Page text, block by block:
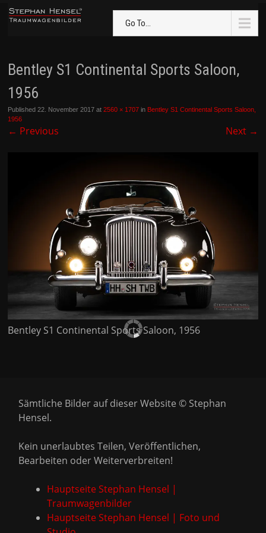
Go To...
Bentley S1 Continental Sports Saloon,
1956
Published22. November 2017 at2560 × 1707 in Bentley S1 Continental Sports Saloon,
1956
← Previous Next →
Bentley S1 Continental Sports Saloon, 1956
Sämtliche Bilder auf dieser Website © Stephan
Hensel.
Kein unerlaubtes Teilen, Veröffentlichen,
Bearbeiten oder Weiterverbreiten!
Hauptseite Stephan Hensel |
Traumwagenbilder
Hauptseite Stephan Hensel | Foto und